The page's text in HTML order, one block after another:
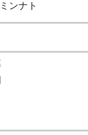
ンナト